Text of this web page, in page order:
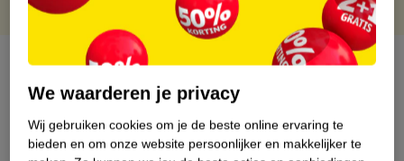
Over dit product
Productinformatie
Etiketinformatie
We waarderen je privacy
Wij gebruiken cookies om je de beste online ervaring te
bieden en om onze website persoonlijker en makkelijker te